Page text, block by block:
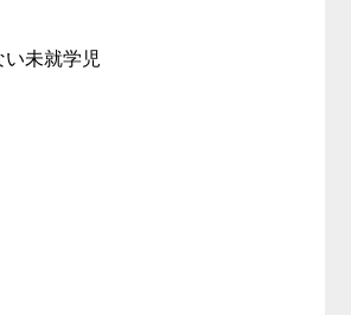
未就学児